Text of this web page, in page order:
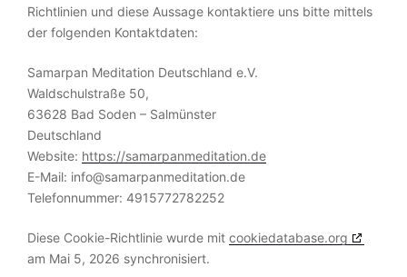
Richtlinien und diese Aussage kontaktiere uns bitte mittels
der folgenden Kontaktdaten:
Samarpan Meditation Deutschland e.V.
Waldschulstraße 50,
63628 Bad Soden – Salmünster
Deutschland
Website: https://samarpanmeditation.de
E-Mail: info@samarpanmeditation.de
Telefonnummer: 4915772782252
Diese Cookie-Richtlinie wurde mit cookiedatabase.org
am Mai 5, 2026 synchronisiert.